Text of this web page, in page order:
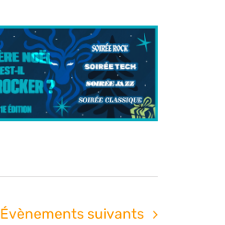
Évènements suivants